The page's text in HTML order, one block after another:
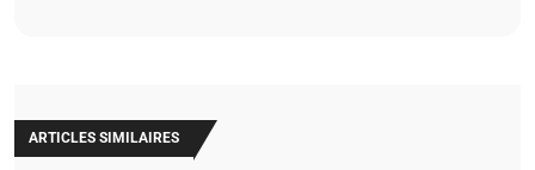
ARTICLES SIMILAIRES